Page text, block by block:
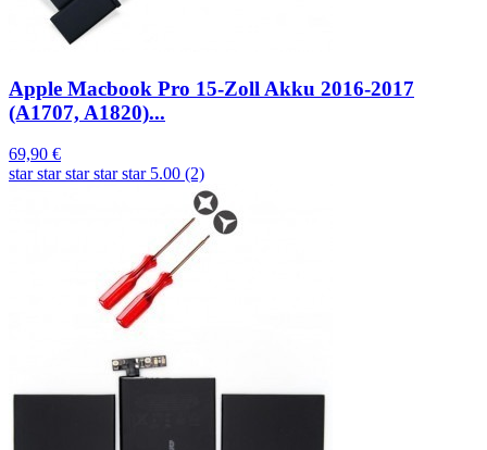
Apple Macbook Pro 15-Zoll Akku 2016-2017
(A1707, A1820)...
69,90 €
star star star star star 5.00 (2)